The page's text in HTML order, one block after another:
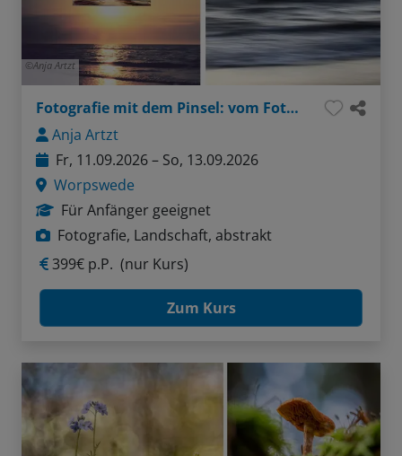
Anja Artzt
Fotografie mit dem Pinsel: vom Foto zum Kunstwerk
Anja Artzt
Fr, 11.09.2026 – So, 13.09.2026
Worpswede
Für Anfänger geeignet
Fotografie, Landschaft, abstrakt
399€ p.P. (nur Kurs)
Zum Kurs